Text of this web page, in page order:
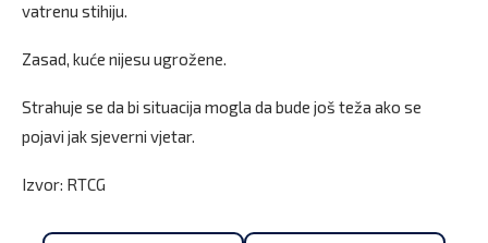
vatrenu stihiju.
Zasad, kuće nijesu ugrožene.
Strahuje se da bi situacija mogla da bude još teža ako se
pojavi jak sjeverni vjetar.
Izvor: RTCG